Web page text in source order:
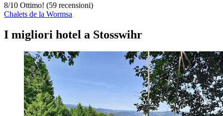
8/10 Ottimo! (59 recensioni)
Chalets de la Wormsa
I migliori hotel a Stosswihr